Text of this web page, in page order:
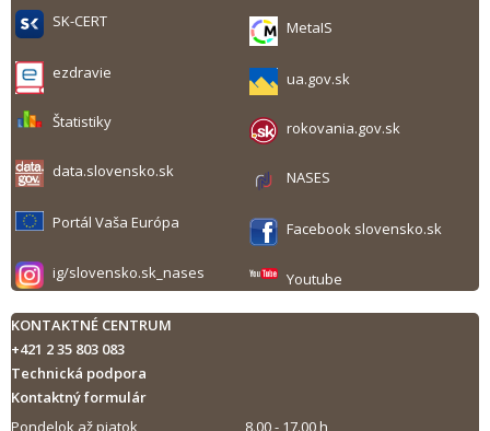
SK-CERT MetaIS
ezdravie ua.gov.sk
Štatistiky rokovania.gov.sk
data.slovensko.sk NASES
Portál Vaša Európa Facebook slovensko.sk
ig/slovensko.sk_nases Youtube
KONTAKTNÉ CENTRUM
+421 2 35 803 083
Technická podpora
Kontaktný formulár
Pondelok až piatok
8.00 - 17.00 h